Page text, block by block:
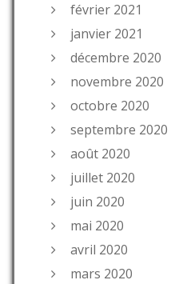
février 2021
janvier 2021
décembre 2020
novembre 2020
octobre 2020
septembre 2020
août 2020
juillet 2020
juin 2020
mai 2020
avril 2020
mars 2020